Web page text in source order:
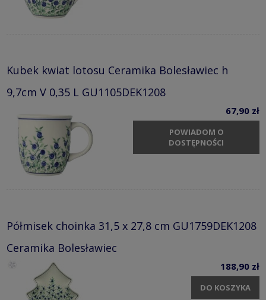
Kubek kwiat lotosu Ceramika Bolesławiec h
9,7cm V 0,35 L GU1105DEK1208
67,90 zł
POWIADOM O
DOSTĘPNOŚCI
Półmisek choinka 31,5 x 27,8 cm GU1759DEK1208
Ceramika Bolesławiec
188,90 zł
DO KOSZYKA